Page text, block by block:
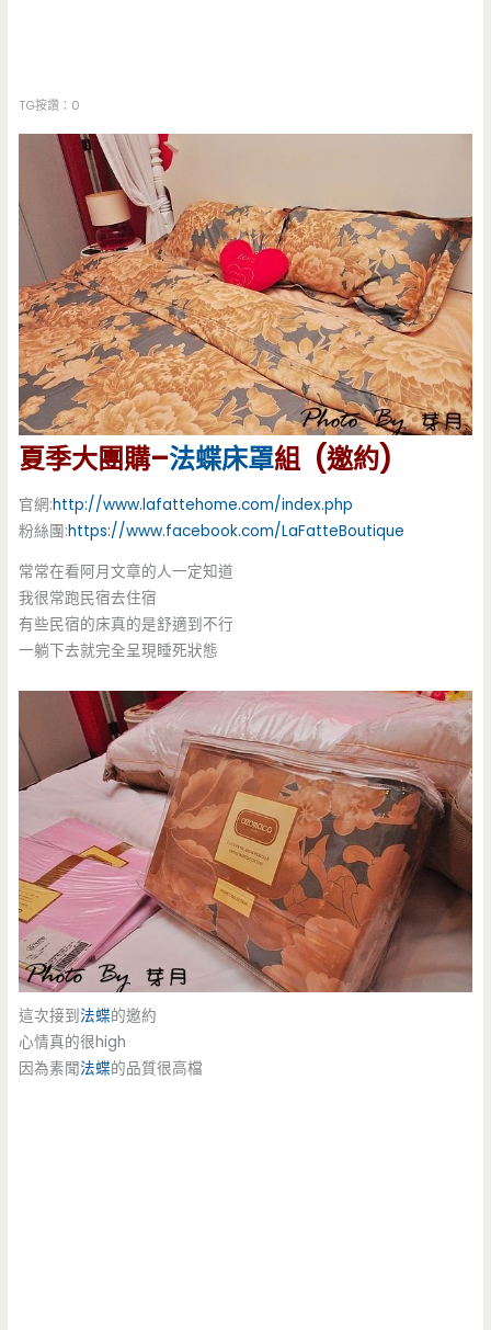
TG按讚：0
夏季大團購–法蝶床罩組 (邀約)
官網:http://www.lafattehome.com/index.php
粉絲團:https://www.facebook.com/LaFatteBoutique
常常在看阿月文章的人一定知道
我很常跑民宿去住宿
有些民宿的床真的是舒適到不行
一躺下去就完全呈現睡死狀態
這次接到 法蝶的邀約
心情真的很high
因為素聞法蝶的品質很高檔